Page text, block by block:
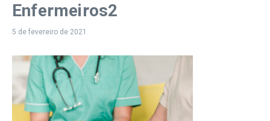
Enfermeiros2
5 de fevereiro de 2021